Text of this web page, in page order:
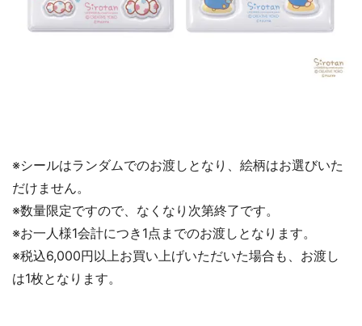
※シールはランダムでのお渡しとなり、絵柄はお選びいた
だけません。
※数量限定ですので、なくなり次第終了です。
※お一人様1会計につき1点までのお渡しとなります。
※税込6,000円以上お買い上げいただいた場合も、お渡し
は1枚となります。